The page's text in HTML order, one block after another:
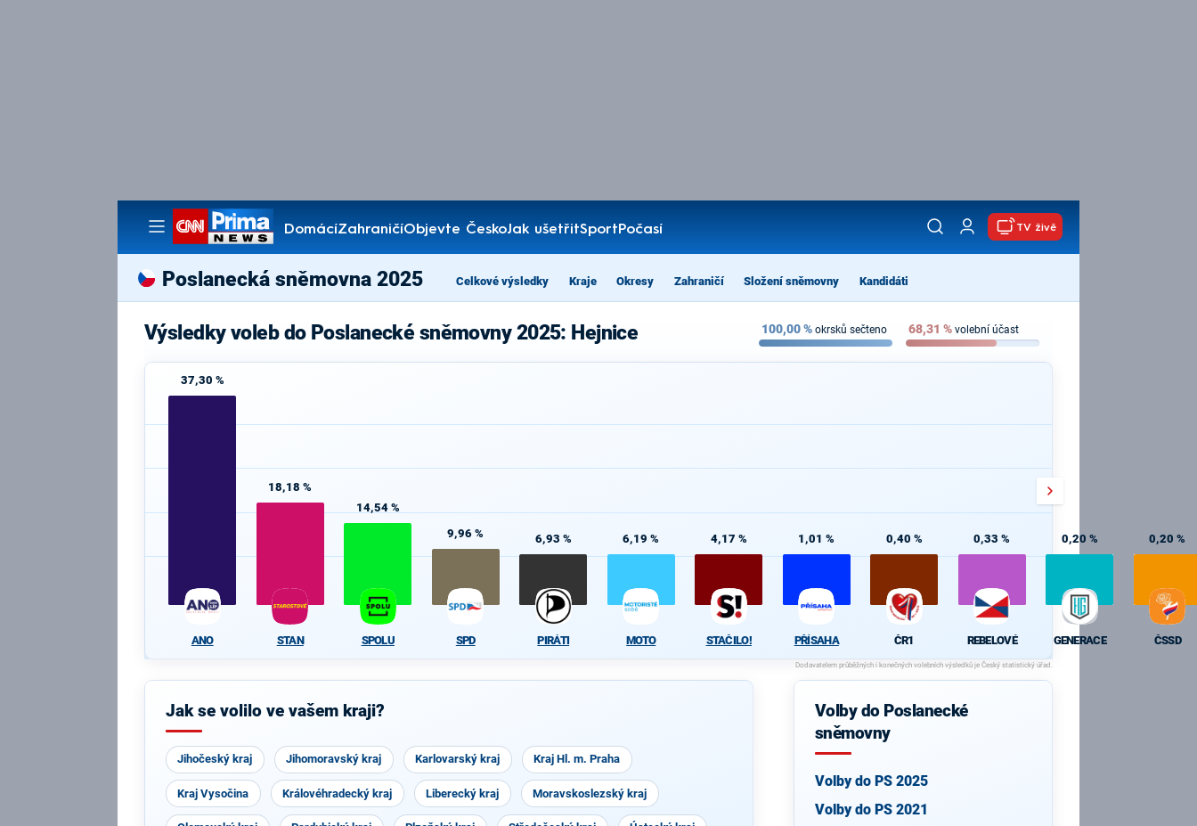
DomácíZahraničíObjevte ČeskoJak ušetřitSportPočasí
Pořady
TV živě
Poslanecká sněmovna 2025 Celkové výsledky Kraje Okresy Zahraničí Složení sněmovny Kandidáti
Výsledky voleb do Poslanecké sněmovny 2025: Hejnice 100,00% okrsků sečteno 68,31 % volební účast
37,30 %
ANO
18,18 %
STAN
14,54 %
SPOLU
9,96 %
SPD
6,93 %
PIRÁTI
6,19 %
MOTO
4,17 %
STAČILO!
1,01 %
PŘÍSAHA
0,40 %
ČR1
0,33 %
REBELOVÉ
0,20 %
GENERACE
0,20 %
ČSSD
Jak se volilo ve vašem kraji?
Jihočeský kraj Jihomoravský kraj Karlovarský kraj Kraj Hl. m. Praha
Kraj Vysočina Královéhradecký kraj Liberecký kraj Moravskoslezský kraj
Volby do Poslanecké
sněmovny
Volby do PS 2025
Volby do PS 2021